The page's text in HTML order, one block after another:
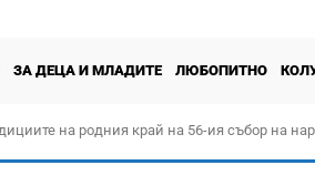
ЗА ДЕЦА И МЛАДИТЕ ЛЮБОПИТНО
на родния край на 56-ия събор на